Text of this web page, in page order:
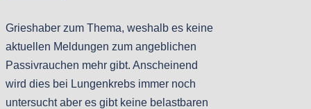
Grieshaber zum Thema, weshalb es keine
aktuellen Meldungen zum angeblichen
Passivrauchen mehr gibt. Anscheinend
wird dies bei Lungenkrebs immer noch
untersucht aber es gibt keine belastbaren